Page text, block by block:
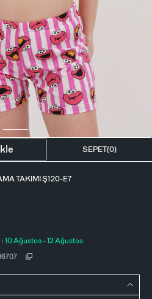
TAKIMI Ş120-E7
: 10 Ağustos - 12 Ağustos
SEPET(0)